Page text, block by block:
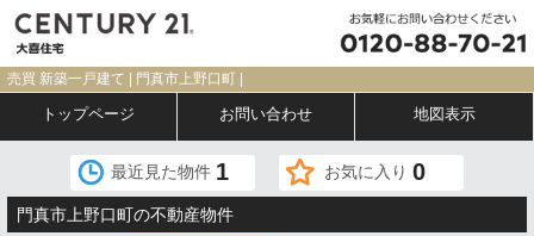
売買 新築一戸建て | 門真市上野口町 |
トップページ お問い合わせ 地図表示
最近見た物件 1 お気に入り 0
門真市上野口町の不動産物件